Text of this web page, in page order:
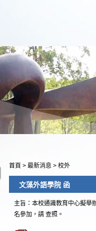
首頁 > 最新消息 > 校外
文藻外語學院 函
主旨：本校通識教育中心擬舉
名參加，請 查照。